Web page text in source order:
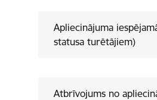
​Apliecinājuma
statusa turētājiem)
Atbrīvojums no